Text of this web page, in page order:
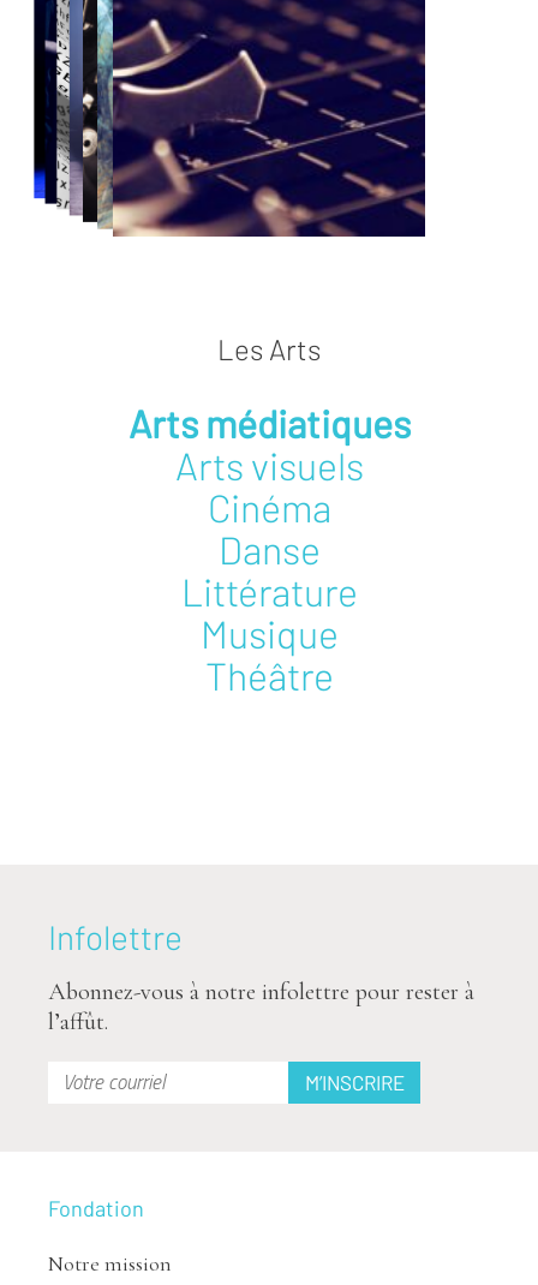
Les Arts
Arts médiatiques
Arts visuels
Cinéma
Danse
Littérature
Musique
Théâtre
Infolettre
Abonnez-vous à notre infolettre pour rester à
l’affût.
Fondation
Notre mission